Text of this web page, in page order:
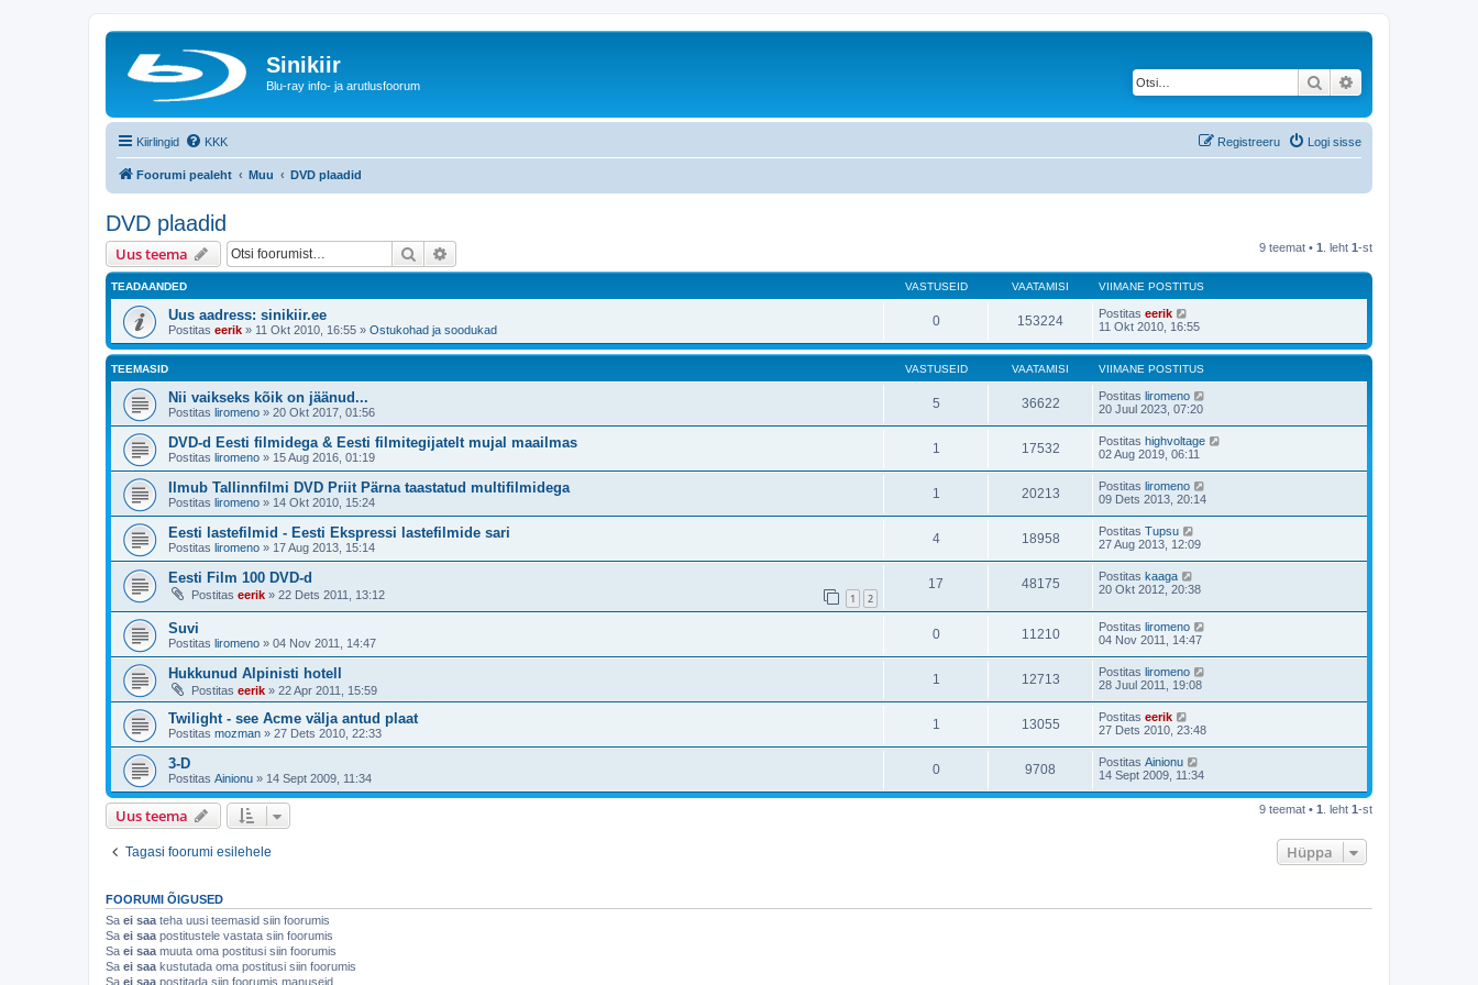
Sinikiir
Blu-ray info- ja arutlusfoorum Otsi
Kiirlingid KKK Logi sisse
Registreeru
Foorumi pealeht Muu DVD plaadid
DVD plaadid
Uus teema Otsi 9 teemat • 1 . leht 1-st
TEADAANDED VASTUSEID VAATAMISI VIIMANE POSTITUS
Uus aadress: sinikiir.ee
Postitas eerik » 11 Okt 2010, 16:55 » Ostukohad ja soodukad
0 153224 Postitas eerik
11 Okt 2010, 16:55
TEEMASID VASTUSEID VAATAMISI VIIMANE POSTITUS
Nii vaikseks kõik on jäänud...
Postitas liromeno » 20 Okt 2017, 01:56
5 36622 Postitas liromeno
20 Juul 2023, 07:20
DVD-d Eesti filmidega & Eesti filmitegijatelt mujal maailmas
Postitas liromeno » 15 Aug 2016, 01:19
1 17532 Postitas highvoltage
02 Aug 2019, 06:11
Ilmub Tallinnfilmi DVD Priit Pärna taastatud multifilmidega
Postitas liromeno » 14 Okt 2010, 15:24
1 20213 Postitas liromeno
09 Dets 2013, 20:14
Eesti lastefilmid - Eesti Ekspressi lastefilmide sari
Postitas liromeno » 17 Aug 2013, 15:14
4 18958 Postitas Tupsu
27 Aug 2013, 12:09
Eesti Film 100 DVD-d
Postitas eerik » 22 Dets 2011, 13:12 1 2
17 48175 Postitas kaaga
20 Okt 2012, 20:38
Suvi
Postitas liromeno » 04 Nov 2011, 14:47
0 11210 Postitas liromeno
04 Nov 2011, 14:47
Hukkunud Alpinisti hotell
Postitas eerik » 22 Apr 2011, 15:59
1 12713 Postitas liromeno
28 Juul 2011, 19:08
Twilight - see Acme välja antud plaat
Postitas mozman » 27 Dets 2010, 22:33
1 13055 Postitas eerik
27 Dets 2010, 23:48
3-D
Postitas Ainionu » 14 Sept 2009, 11:34
0 9708 Postitas Ainionu
14 Sept 2009, 11:34
Uus teema 9 teemat • 1 . leht 1-st
Tagasi foorumi esilehele Hüppa
FOORUMI ÕIGUSED
Sa ei saa teha uusi teemasid siin foorumis
Sa ei saa postitustele vastata siin foorumis
Sa ei saa muuta oma postitusi siin foorumis
Sa ei saa kustutada oma postitusi siin foorumis
Sa ei saa postitada siin foorumis manuseid